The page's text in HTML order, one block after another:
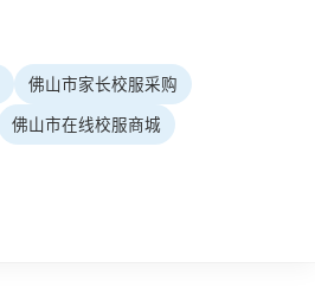
佛山市家长校服采购
佛山市在线校服商城